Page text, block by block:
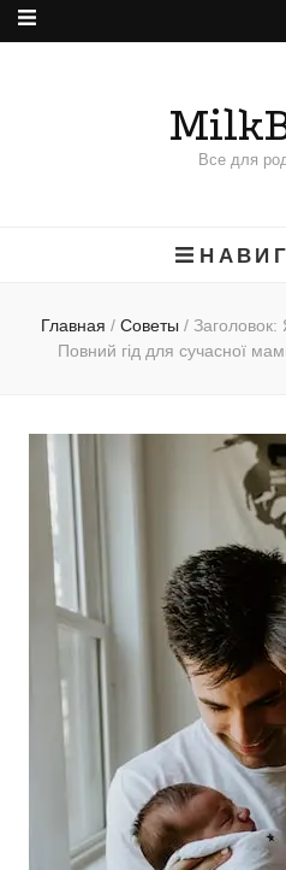
Все для
Главная / Советы / Заголовок:
Повний гід для сучасної